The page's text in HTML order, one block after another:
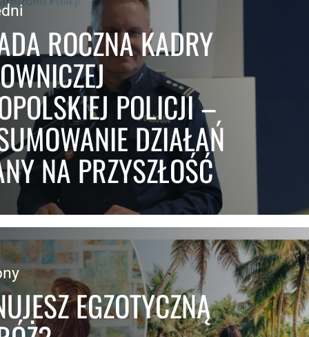
ROCZNA KADRY
POLICJI –
DZIAŁAŃ
NA PRZYSZŁOŚĆ
EGZOTYCZNĄ